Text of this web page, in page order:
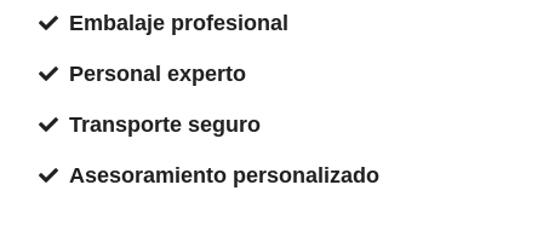
Embalaje profesional
Personal experto
Transporte seguro
Asesoramiento personalizado